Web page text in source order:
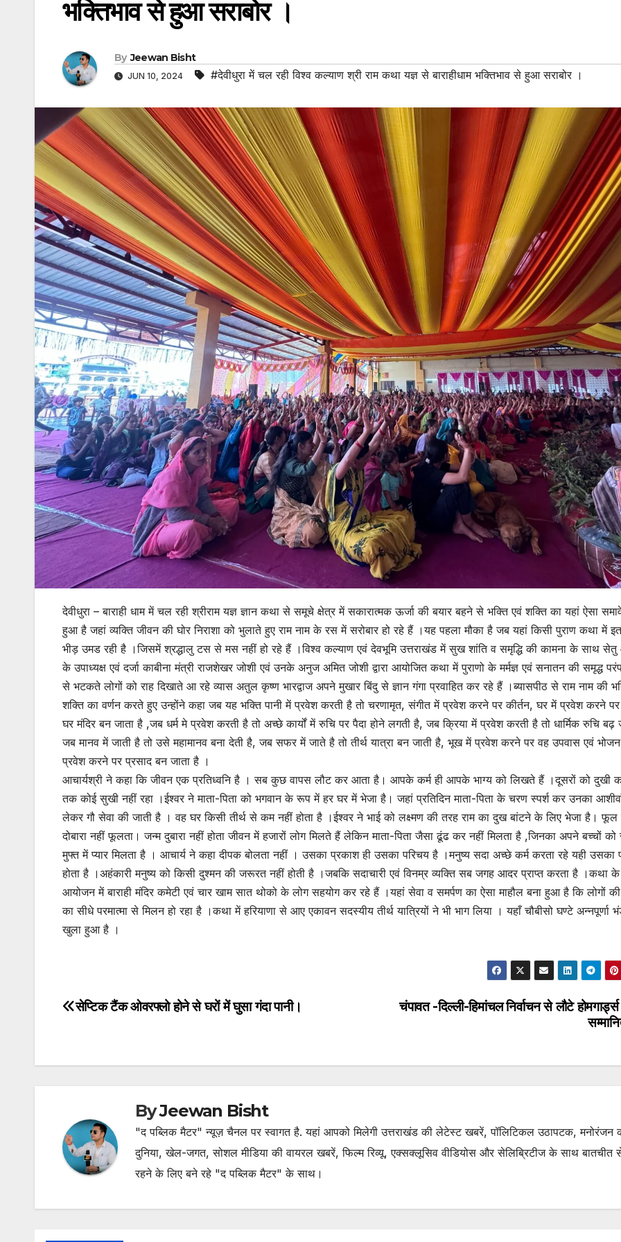
भक्तिभाव से हुआ सराबोर ।
By Jeewan Bisht
JUN 10, 2024 #देवीधुरा में चल रही विश्व कल्याण श्री राम कथा यज्ञ से बाराहीधाम भक्तिभाव से हुआ सराबोर ।
देवीधुरा – बाराही धाम में चल रही श्रीराम यज्ञ ज्ञान कथा से समूचे क्षेत्र में सकारात्मक ऊर्जा की बयार बहने से भक्ति एवं शक्ति का यहां ऐसा
हुआ है जहां व्यक्ति जीवन की घोर निराशा को भुलाते हुए राम नाम के रस में सरोबार हो रहे हैं ।यह पहला मौका है जब यहां किसी पुराण कथा में
भीड़ उमड रही है ।जिसमें श्रद्धालु टस से मस नहीं हो रहे हैं ।विश्व कल्याण एवं देवभूमि उत्तराखंड में सुख शांति व समृद्धि की कामना के साथ
के उपाध्यक्ष एवं दर्जा काबीना मंत्री राजशेखर जोशी एवं उनके अनुज अमित जोशी द्वारा आयोजित कथा में पुराणो के मर्मज्ञ एवं सनातन की समृद्ध
से भटकते लोगों को राह दिखाते आ रहे व्यास अतुल कृष्ण भारद्वाज अपने मुखार बिंदु से ज्ञान गंगा प्रवाहित कर रहे हैं ।ब्यासपीठ से राम नाम की
शक्ति का वर्णन करते हुए उन्होंने कहा जब यह भक्ति पानी में प्रवेश करती है तो चरणामृत, संगीत में प्रवेश करने पर कीर्तन, घर में प्रवेश करने
घर मंदिर बन जाता है ,जब धर्म मे प्रवेश करती है तो अच्छे कार्यों में रुचि पर पैदा होने लगती है, जब क्रिया में प्रवेश करती है तो धार्मिक रुचि बढ़
जब मानव में जाती है तो उसे महामानव बना देती है, जब सफर में जाते है तो तीर्थ यात्रा बन जाती है, भूख में प्रवेश करने पर वह उपवास एवं
प्रवेश करने पर प्रसाद बन जाता है ।
आचार्यश्री ने कहा कि जीवन एक प्रतिध्वनि है । सब कुछ वापस लौट कर आता है। आपके कर्म ही आपके भाग्य को लिखते हैं ।दूसरों को दुखी
तक कोई सुखी नहीं रहा ।ईश्वर ने माता-पिता को भगवान के रूप में हर घर में भेजा है। जहां प्रतिदिन माता-पिता के चरण स्पर्श कर उनका
लेकर गौ सेवा की जाती है । वह घर किसी तीर्थ से कम नहीं होता है ।ईश्वर ने भाई को लक्ष्मण की तरह राम का दुख बांटने के लिए भेजा है। फूल
दोबारा नहीं फूलता। जन्म दुबारा नहीं होता जीवन में हजारों लोग मिलते हैं लेकिन माता-पिता जैसा ढूंढ कर नहीं मिलता है ,जिनका अपने बच्चों को
मुफ्त में प्यार मिलता है । आचार्य ने कहा दीपक बोलता नहीं । उसका प्रकाश ही उसका परिचय है ।मनुष्य सदा अच्छे कर्म करता रहे यही उसका
होता है ।अहंकारी मनुष्य को किसी दुश्मन की जरूरत नहीं होती है ।जबकि सदाचारी एवं विनम्र व्यक्ति सब जगह आदर प्राप्त करता है ।कथा के
आयोजन में बाराही मंदिर कमेटी एवं चार खाम सात थोको के लोग सहयोग कर रहे हैं ।यहां सेवा व समर्पण का ऐसा माहौल बना हुआ है कि लोगों
का सीधे परमात्मा से मिलन हो रहा है ।कथा में हरियाणा से आए एकावन सदस्यीय तीर्थ यात्रियों ने भी भाग लिया । यहाँ चौबीसो घण्टे अन्नपूर्णा
खुला हुआ है ।
Post
चंपावत -दिल्ली-हिमांचल निर्वाचन से लौटे
सेप्टिक टैंक ओवरफ्लो होने से घरों में घुसा गंदा पानी।
ByJeewan Bisht
"द पब्लिक मैटर" न्यूज़ चैनल पर स्वागत है. यहां आपको मिलेगी उत्तराखंड की लेटेस्ट खबरें, पॉलिटिकल उठापटक, मनोरंजन
दुनिया, खेल-जगत, सोशल मीडिया की वायरल खबरें, फिल्म रिव्यू, एक्सक्लूसिव वीडियोस और सेलिब्रिटीज के साथ
रहने के लिए बने रहे "द पब्लिक मैटर" के साथ।